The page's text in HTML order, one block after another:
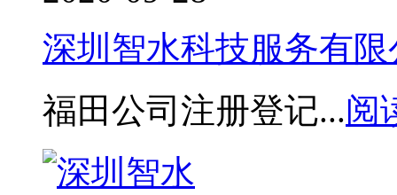
深圳智水科技服务有限
福田公司注册登记...阅